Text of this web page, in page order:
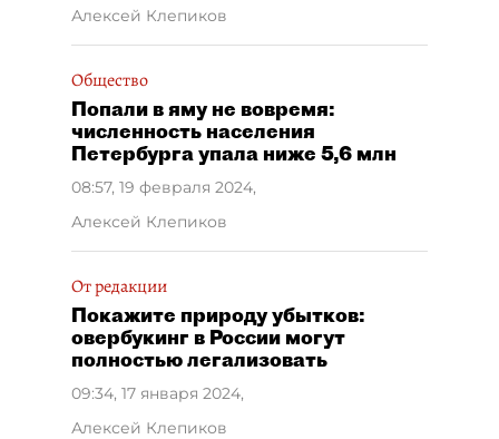
Алексей Клепиков
Общество
Попали в яму не вовремя:
численность населения
Петербурга упала ниже 5,6 млн
08:57, 19 февраля 2024,
Алексей Клепиков
От редакции
Покажите природу убытков:
овербукинг в России могут
полностью легализовать
09:34, 17 января 2024,
Алексей Клепиков